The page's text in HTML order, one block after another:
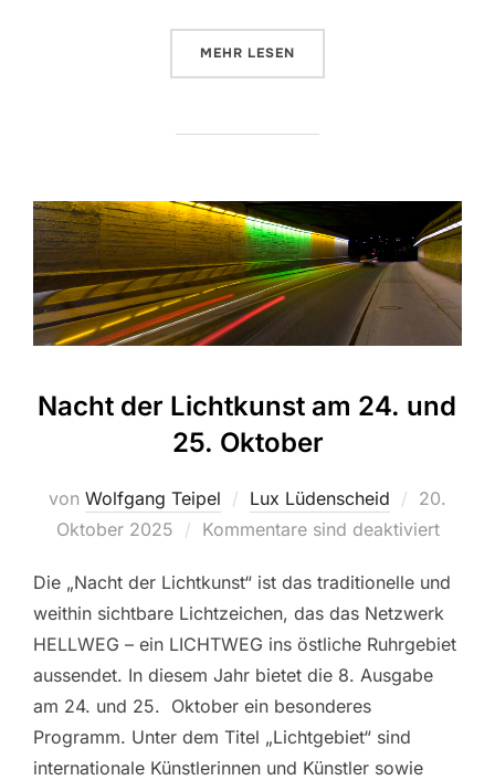
MEHR ÜBER „KUNSTMUSEUM CELLE
LESEN
Nacht der Lichtkunst am 24. und
25. Oktober
von Wolfgang Teipel Lux Lüdenscheid
am
20.
Oktober 2025
Kommentare sind deaktiviert
Die „Nacht der Lichtkunst“ ist das traditionelle und
weithin sichtbare Lichtzeichen, das das Netzwerk
HELLWEG – ein LICHTWEG ins östliche Ruhrgebiet
aussendet. In diesem Jahr bietet die 8. Ausgabe
am 24. und 25. Oktober ein besonderes
Programm. Unter dem Titel „Lichtgebiet“ sind
internationale Künstlerinnen und Künstler sowie